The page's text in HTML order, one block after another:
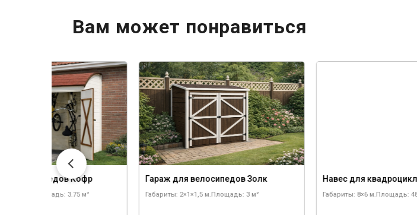
Вам может понравиться
велосипедов Кофр
Площадь: 3.75 м²
Гараж для велосипедов Золк
Габариты: 2×1×1,5 м.Площадь: 3 м²
Навес для
Габариты: 8×6 м.Площадь: